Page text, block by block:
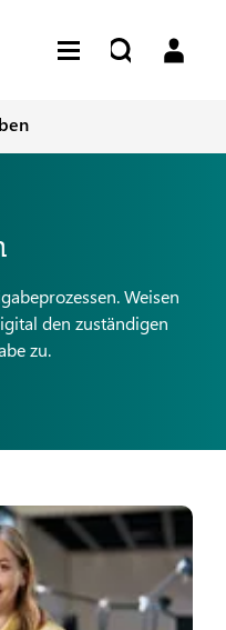
Weisen
den zuständigen
zu.